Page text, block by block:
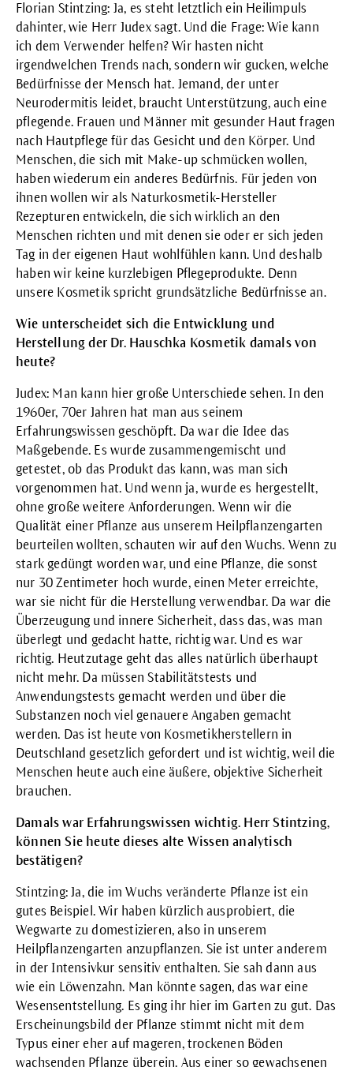
Florian Stintzing: Ja, es steht letztlich ein Heilimpuls
dahinter, wie Herr Judex sagt. Und die Frage: Wie kann
ich dem Verwender helfen? Wir hasten nicht
irgendwelchen Trends nach, sondern wir gucken, welche
Bedürfnisse der Mensch hat. Jemand, der unter
Neurodermitis leidet, braucht Unterstützung, auch eine
pflegende. Frauen und Männer mit gesunder Haut fragen
nach Hautpflege für das Gesicht und den Körper. Und
Menschen, die sich mit Make-up schmücken wollen,
haben wiederum ein anderes Bedürfnis. Für jeden von
ihnen wollen wir als Naturkosmetik-Hersteller
Rezepturen entwickeln, die sich wirklich an den
Menschen richten und mit denen sie oder er sich jeden
Tag in der eigenen Haut wohlfühlen kann. Und deshalb
haben wir keine kurzlebigen Pflegeprodukte. Denn
unsere Kosmetik spricht grundsätzliche Bedürfnisse an.
Wie unterscheidet sich die Entwicklung und
Herstellung der Dr. Hauschka Kosmetik damals von
heute?
Judex: Man kann hier große Unterschiede sehen. In den
1960er, 70er Jahren hat man aus seinem
Erfahrungswissen geschöpft. Da war die Idee das
Maßgebende. Es wurde zusammengemischt und
getestet, ob das Produkt das kann, was man sich
vorgenommen hat. Und wenn ja, wurde es hergestellt,
ohne große weitere Anforderungen. Wenn wir die
Qualität einer Pflanze aus unserem Heilpflanzengarten
beurteilen wollten, schauten wir auf den Wuchs. Wenn zu
stark gedüngt worden war, und eine Pflanze, die sonst
nur 30 Zentimeter hoch wurde, einen Meter erreichte,
war sie nicht für die Herstellung verwendbar. Da war die
Überzeugung und innere Sicherheit, dass das, was man
überlegt und gedacht hatte, richtig war. Und es war
richtig. Heutzutage geht das alles natürlich überhaupt
nicht mehr. Da müssen Stabilitätstests und
Anwendungstests gemacht werden und über die
Substanzen noch viel genauere Angaben gemacht
werden. Das ist heute von Kosmetikherstellern in
Deutschland gesetzlich gefordert und ist wichtig, weil die
Menschen heute auch eine äußere, objektive Sicherheit
brauchen.
Damals war Erfahrungswissen wichtig. Herr Stintzing,
können Sie heute dieses alte Wissen analytisch
bestätigen?
Stintzing: Ja, die im Wuchs veränderte Pflanze ist ein
gutes Beispiel. Wir haben kürzlich ausprobiert, die
Wegwarte zu domestizieren, also in unserem
Heilpflanzengarten anzupflanzen. Sie ist unter anderem
in derIntensivkur sensitiv enthalten. Sie sah dann aus
wie ein Löwenzahn. Man könnte sagen, das war eine
Wesensentstellung. Es ging ihr hier im Garten zu gut. Das
Erscheinungsbild der Pflanze stimmt nicht mit dem
Typus einer eher auf mageren, trockenen Böden
wachsenden Pflanze überein. Aus einer so gewachsenen